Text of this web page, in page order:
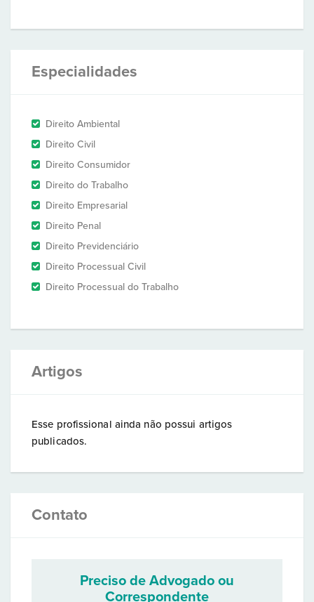
Especialidades
Direito Ambiental
Direito Civil
Direito Consumidor
Direito do Trabalho
Direito Empresarial
Direito Penal
Direito Previdenciário
Direito Processual Civil
Direito Processual do Trabalho
Artigos
Esse profissional ainda não possui artigos
publicados.
Contato
Preciso de Advogado ou
Correspondente